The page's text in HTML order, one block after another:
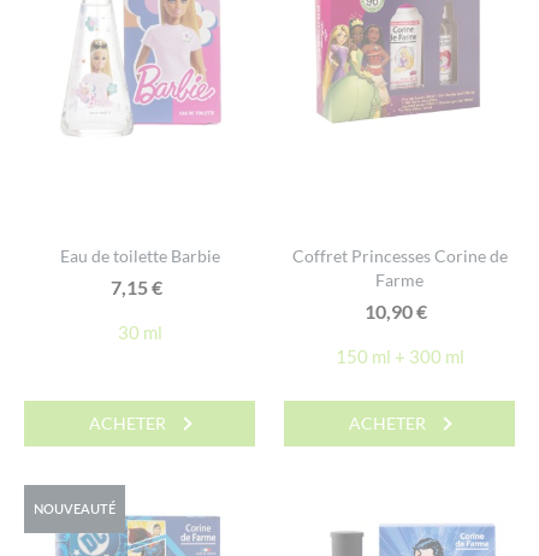
Eau de toilette Barbie
7,15€
30 ml
ACHETER
Coffret Princesses Corine de
Farme
10,90€
150 ml + 300 ml
ACHETER
NOUVEAUTÉ